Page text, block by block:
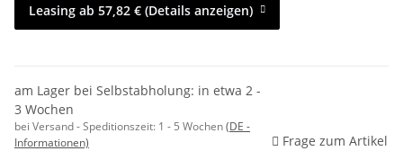
Leasing ab 57,82 € (Details anzeigen)
am Lager bei Selbstabholung: in etwa 2 -
3 Wochen
bei Versand - Speditionszeit: 1 - 5 Wochen(DE -
Informationen)
Frage zum Artikel